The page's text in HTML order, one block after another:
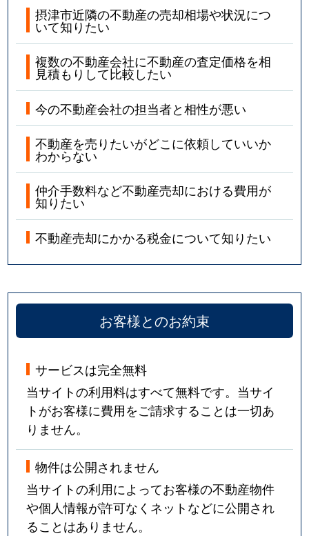
摂津市近隣の不動産の売却相場や状況につ
いて知りたい
複数の不動産会社に不動産の査定価格を相
見積もりして比較したい
今の不動産会社の担当者と相性が悪い
不動産を売りたいがどこに依頼していいか
わからない
仲介手数料など不動産売却における費用が
知りたい
不動産売却にかかる税金について知りたい
お客様とのお約束
サービスは完全無料
当サイトの利用料はすべて無料です。当サイ
トがお客様に費用をご請求することは一切あ
りません。
物件は公開されません
当サイトの利用によってお客様の不動産物件
や個人情報が許可なくネットなどに公開され
ることはありません。